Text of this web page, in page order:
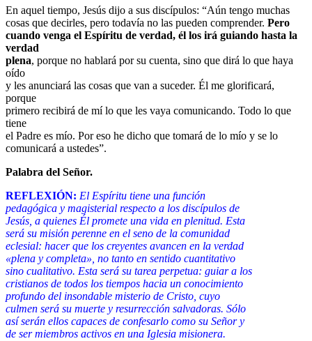
En aquel tiempo, Jesús dijo a sus discípulos: “Aún tengo muchas
cosas que decirles, pero todavía no las pueden comprender. Pero
cuando venga el Espíritu de verdad, él los irá guiando hasta la
verdad
plena, porque no hablará por su cuenta, sino que dirá lo que haya
oído
y les anunciará las cosas que van a suceder. Él me glorificará,
porque
primero recibirá de mí lo que les vaya comunicando. Todo lo que
tiene
el Padre es mío. Por eso he dicho que tomará de lo mío y se lo
comunicará a ustedes”.
Palabra del Señor.
REFLEXIÓN: El Espíritu tiene una función
pedagógica y magisterial respecto a los discípulos de
Jesús, a quienes Él promete una vida en plenitud. Esta
será su misión perenne en el seno de la comunidad
eclesial: hacer que los creyentes avancen en la verdad
«plena y completa», no tanto en sentido cuantitativo
sino cualitativo. Esta será su tarea perpetua: guiar a los
cristianos de todos los tiempos hacia un conocimiento
profundo del insondable misterio de Cristo, cuyo
culmen será su muerte y resurrección salvadoras. Sólo
así serán ellos capaces de confesarlo como su Señor y
de ser miembros activos en una Iglesia misionera.